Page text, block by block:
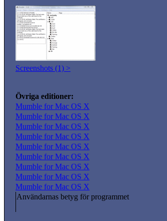
Screenshots (1) >
Övriga editioner:
Mumble for Mac OS X
Mumble for Mac OS X
Mumble for Mac OS X
Mumble for Mac OS X
Mumble for Mac OS X
Mumble for Mac OS X
Mumble for Mac OS X
Mumble for Mac OS X
Mumble for Mac OS X
Användarnas betyg för programmet